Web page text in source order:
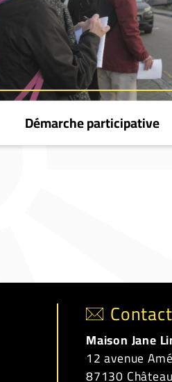
Démarche participative
Maison Jane
12 avenue
87130